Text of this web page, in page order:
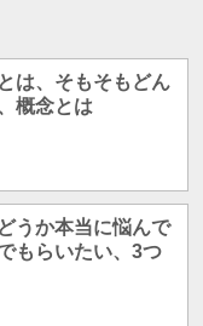
は、そもそもどん
概念とは
うか本当に悩んで
もらいたい、3つ